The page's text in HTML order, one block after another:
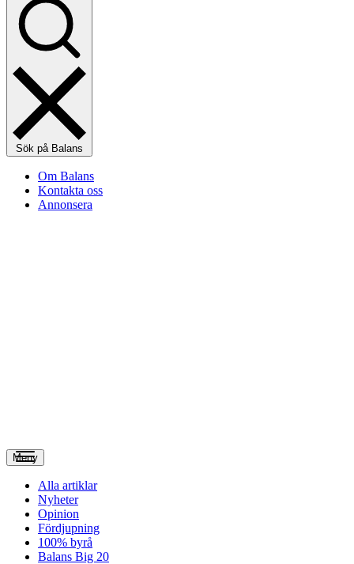
Sök på Balans
Om Balans
Kontakta oss
Annonsera
Meny
Alla artiklar
Nyheter
Opinion
Fördjupning
100% byrå
Balans Big 20